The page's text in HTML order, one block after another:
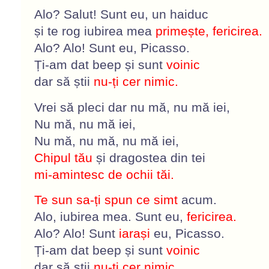
Alo? Salut! Sunt eu, un haiduc
și te rog iubirea mea primește, fericirea.
Alo? Alo! Sunt eu, Picasso.
Ți-am dat beep și sunt voinic
dar să știi nu-ți cer nimic.
Vrei să pleci dar nu mă, nu mă iei,
Nu mă, nu mă iei,
Nu mă, nu mă, nu mă iei,
Chipul tău și dragostea din tei
mi-amintesc de ochii tăi.
Te sun sa-ți spun ce simt acum.
Alo, iubirea mea. Sunt eu, fericirea.
Alo? Alo! Sunt iarași eu, Picasso.
Ți-am dat beep și sunt voinic